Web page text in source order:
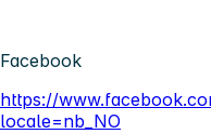
Facebook
https://
locale=nb_NO